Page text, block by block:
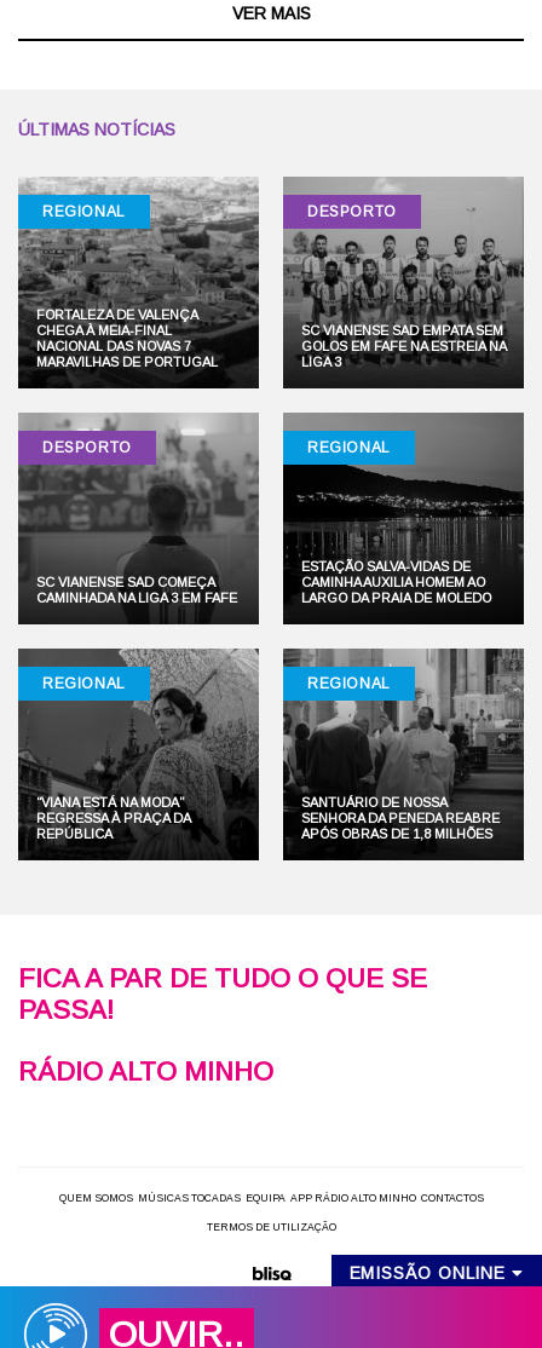
EMISSÃO ONLINE
OUVIR..
VER MAIS
ÚLTIMAS NOTÍCIAS
REGIONAL
FORTALEZA DE VALENÇA
CHEGA À MEIA-FINAL
NACIONAL DAS NOVAS 7
MARAVILHAS DE PORTUGAL
DESPORTO
SC VIANENSE SAD EMPATA SEM
GOLOS EM FAFE NA ESTREIA NA
LIGA 3
DESPORTO
SC VIANENSE SAD COMEÇA
CAMINHADA NA LIGA 3 EM FAFE
REGIONAL
ESTAÇÃO SALVA-VIDAS DE
CAMINHA AUXILIA HOMEM AO
LARGO DA PRAIA DE MOLEDO
REGIONAL
“VIANA ESTÁ NA MODA”
REGRESSA À PRAÇA DA
REPÚBLICA
REGIONAL
SANTUÁRIO DE NOSSA
SENHORA DA PENEDA REABRE
APÓS OBRAS DE 1,8 MILHÕES
FICA A PAR DE TUDO O QUE SE
PASSA!
RÁDIO ALTO MINHO
QUEM SOMOS MÚSICAS TOCADAS EQUIPA APP RÁDIO ALTO MINHO CONTACTOS
TERMOS DE UTILIZAÇÃO